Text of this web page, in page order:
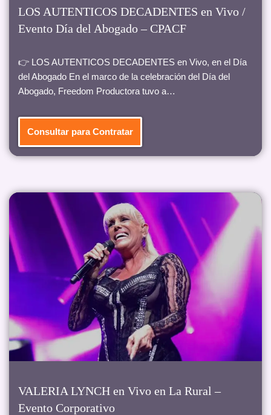
LOS AUTENTICOS DECADENTES en Vivo /
Evento Día del Abogado – CPACF
👉 LOS AUTENTICOS DECADENTES en Vivo, en el Día
del Abogado En el marco de la celebración del Día del
Abogado, Freedom Productora tuvo a…
Consultar para Contratar
VALERIA LYNCH en Vivo en La Rural –
Evento Corporativo